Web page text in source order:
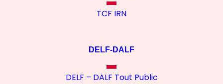
TCF IRN
DELF-DALF
DELF – DALF Tout Public